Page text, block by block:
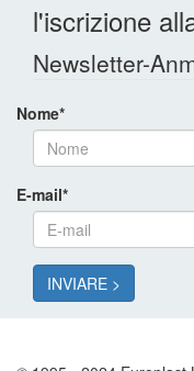
l'iscrizione
Newsletter-
Nome*
E-mail*